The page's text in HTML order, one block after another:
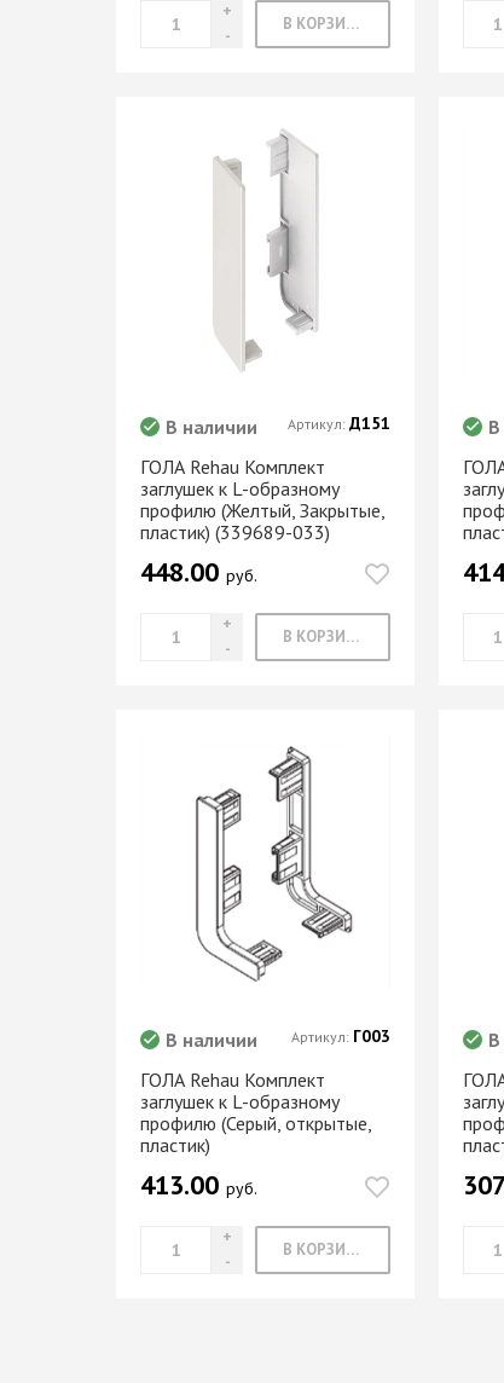
МАРКЕР
мебели
В КОРЗИНУ
ГОЛА Rehau Комплект
заглушек к L-образному
профилю (Желтый, Закрытые,
пластик) (339689-033)
В наличии
448.00 руб.
В КОРЗИНУ
Артикул: Д151 В
ГОЛА Rehau Комплект
заглушек к L-образному
профилю (Серый, открытые,
пластик)
В наличии
413.00 руб.
В КОРЗИНУ
Артикул: Г003 В